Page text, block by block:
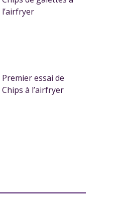
l’airfryer
Premier essai de
Chips à l’airfryer